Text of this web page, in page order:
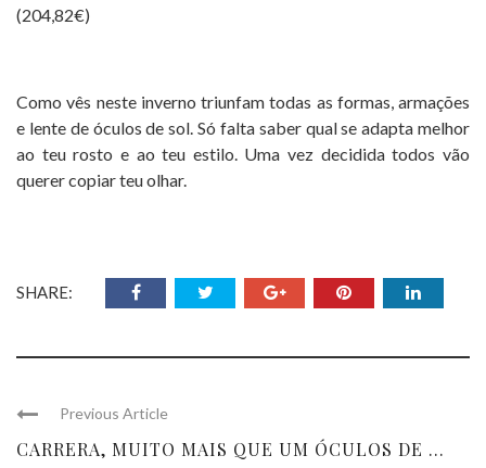
(204,82€)
Como vês neste inverno triunfam todas as formas, armações
e lente de óculos de sol. Só falta saber qual se adapta melhor
ao teu rosto e ao teu estilo. Uma vez decidida todos vão
querer copiar teu olhar.
SHARE:
Previous Article
CARRERA, MUITO MAIS QUE UM ÓCULOS DE ...